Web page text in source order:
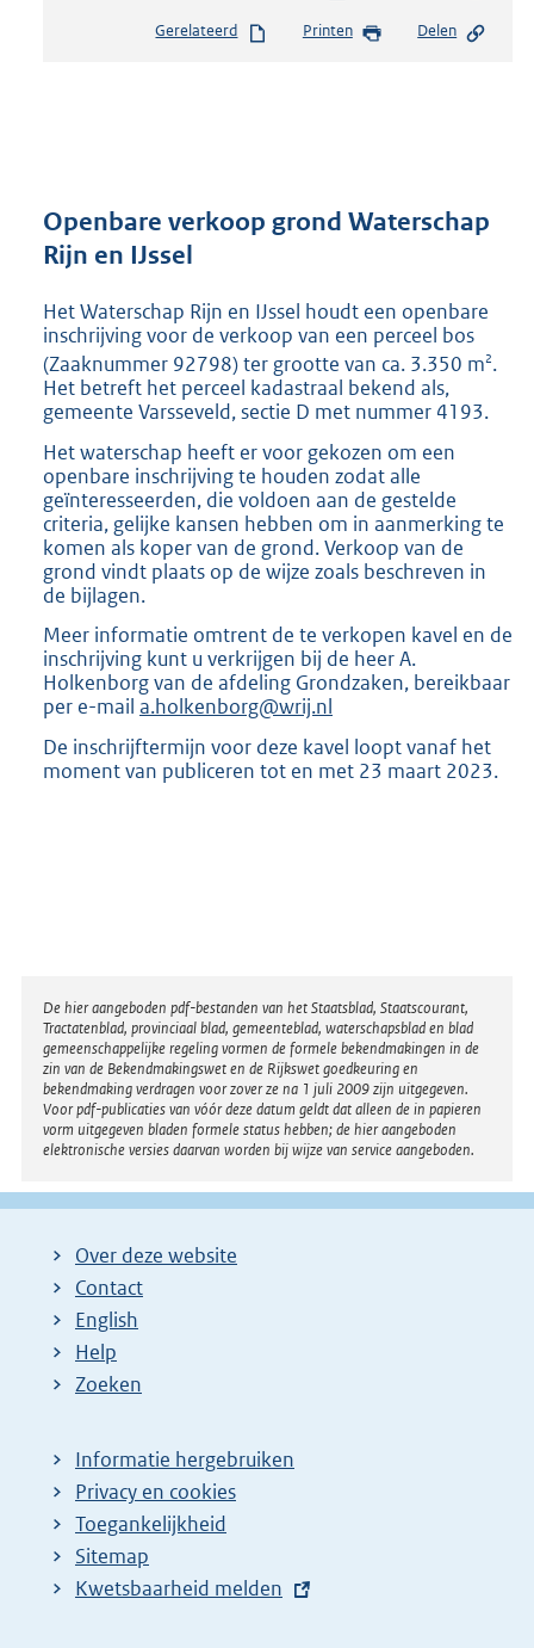
s
r
t
e
:
2
0
K
b
Gerelateerd Printen Delen
Openbare verkoop grond Waterschap
Rijn en IJssel
Het Waterschap Rijn en IJssel houdt een openbare
inschrijving voor de verkoop van een perceel bos
(Zaaknummer 92798) ter grootte van ca. 3.350 m2.
Het betreft het perceel kadastraal bekend als,
gemeente Varsseveld, sectie D met nummer 4193.
Het waterschap heeft er voor gekozen om een
openbare inschrijving te houden zodat alle
geïnteresseerden, die voldoen aan de gestelde
criteria, gelijke kansen hebben om in aanmerking te
komen als koper van de grond. Verkoop van de
grond vindt plaats op de wijze zoals beschreven in
de bijlagen.
Meer informatie omtrent de te verkopen kavel en de
inschrijving kunt u verkrijgen bij de heer A.
Holkenborg van de afdeling Grondzaken, bereikbaar
per e-mail a.holkenborg@wrij.nl
De inschrijftermijn voor deze kavel loopt vanaf het
moment van publiceren tot en met 23 maart 2023.
Disclaimer
De hier aangeboden pdf-bestanden van het Staatsblad, Staatscourant,
Tractatenblad, provinciaal blad, gemeenteblad, waterschapsblad en blad
gemeenschappelijke regeling vormen de formele bekendmakingen in de
zin van de Bekendmakingswet en de Rijkswet goedkeuring en
bekendmaking verdragen voor zover ze na 1 juli 2009 zijn uitgegeven.
Voor pdf-publicaties van vóór deze datum geldt dat alleen de in papieren
vorm uitgegeven bladen formele status hebben; de hier aangeboden
elektronische versies daarvan worden bij wijze van service aangeboden.
Over deze website
Contact
English
Help
Zoeken
Informatie hergebruiken
Privacy en cookies
Toegankelijkheid
Sitemap
E
Kwetsbaarheid melden